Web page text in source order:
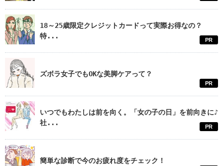
18～25歳限定クレジットカードって実際お得なの？
特...
PR
ズボラ女子でもOKな美脚ケアって？
PR
いつでもわたしは前を向く。「女の子の日」を前向きに♪
社...
PR
簡単な診断で今のお疲れ度をチェック！